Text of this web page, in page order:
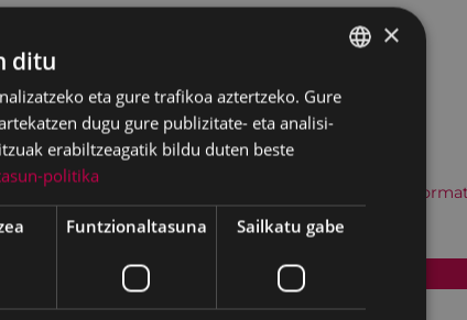
Hitzordu hau iCal
Lege-oharra Cookien politika
BASQUE
SPANISH
×
ditu
eta gure trafikoa aztertzeko. Gure
dugu gure publizitate- eta analisi-
erabiltzeagatik bildu duten beste
politika
Funtzionaltasuna Sailkatu gabe